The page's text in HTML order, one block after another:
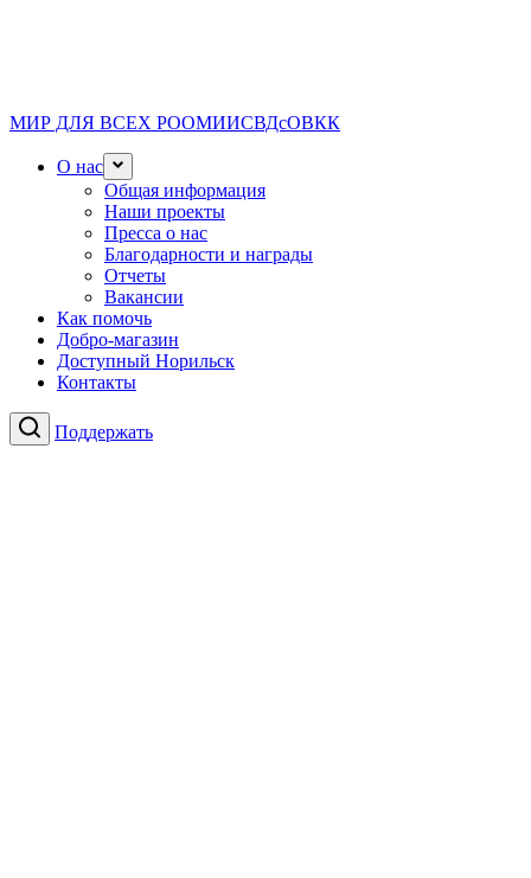
МИР ДЛЯ ВСЕХ РООМИИСВДсОВКК
О нас
Общая информация
Наши проекты
Пресса о нас
Благодарности и награды
Отчеты
Вакансии
Как помочь
Добро-магазин
Доступный Норильск
Контакты
Поддержать